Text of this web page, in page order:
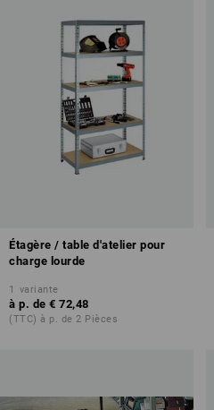
Étagère / table d'atelier pour
charge lourde
1 variante
à p. de € 72,48
(TTC) à p. de 2 Pièces